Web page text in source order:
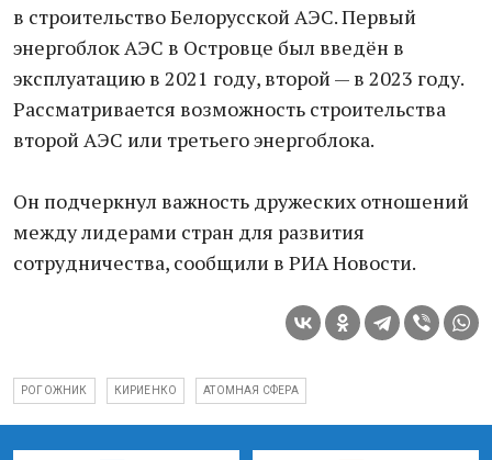
в строительство Белорусской АЭС. Первый
энергоблок АЭС в Островце был введён в
эксплуатацию в 2021 году, второй — в 2023 году.
Рассматривается возможность строительства
второй АЭС или третьего энергоблока.
Он подчеркнул важность дружеских отношений
между лидерами стран для развития
сотрудничества, сообщили в РИА Новости.
РОГОЖНИК КИРИЕНКО АТОМНАЯ СФЕРА